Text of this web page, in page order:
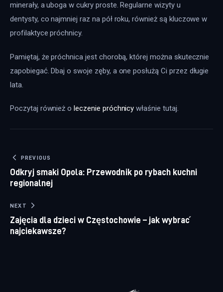
minerały, a uboga w cukry proste. Regularne wizyty u
dentysty, co najmniej raz na pół roku, również są kluczowe w
profilaktyce próchnicy.
Pamiętaj, że próchnica jest chorobą, której można skutecznie
zapobiegać. Dbaj o swoje zęby, a one posłużą Ci przez długie
lata.
Poczytaj również o leczenie próchnicy właśnie tutaj.
Nawigacja wpisu
PREVIOUS
Odkryj smaki Opola: Przewodnik po rybach kuchni
regionalnej
NEXT
Zajęcia dla dzieci w Częstochowie – jak wybrać
najciekawsze?